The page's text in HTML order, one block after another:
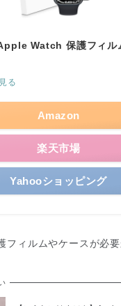
Watch 保護フィル
る
Amazon
楽天市場
Yahooショッピング
フィルムやケースが必